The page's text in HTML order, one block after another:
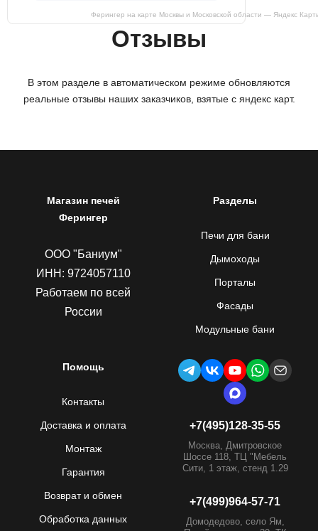
Ферингер на карте Москвы и Московской области — Яндекс
Отзывы
В этом разделе в автоматическом режиме обновляются
реальные отзывы наших заказчиков, взятые с яндекс карт.
Магазин печей
Ферингер
ООО "Баниум"
ИНН: 9724057110
Работаем по всей
России
Разделы
Печи для бани
Дымоходы
Порталы
Фасады
Модульные бани
Помощь
Контакты
Доставка и оплата
Монтаж
Гарантия
Возврат и обмен
Обработка данных
+7(495)128-35-55
Москва, Дмитровское
Шоссе 118, ТЦ "Мебель
Сити, 1 этаж, стенд 1.29
+7(499)964-57-71
Домодедово, село Ям,